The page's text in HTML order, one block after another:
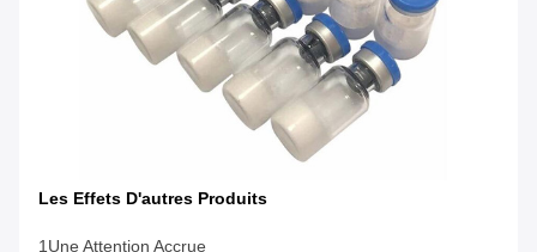
Les Effets D'autres Produits
1Une Attention Accrue